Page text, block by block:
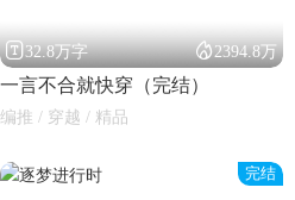
32.8万字 2394.8万
一言不合就快穿（完结）
编推 / 穿越 / 精品
完结